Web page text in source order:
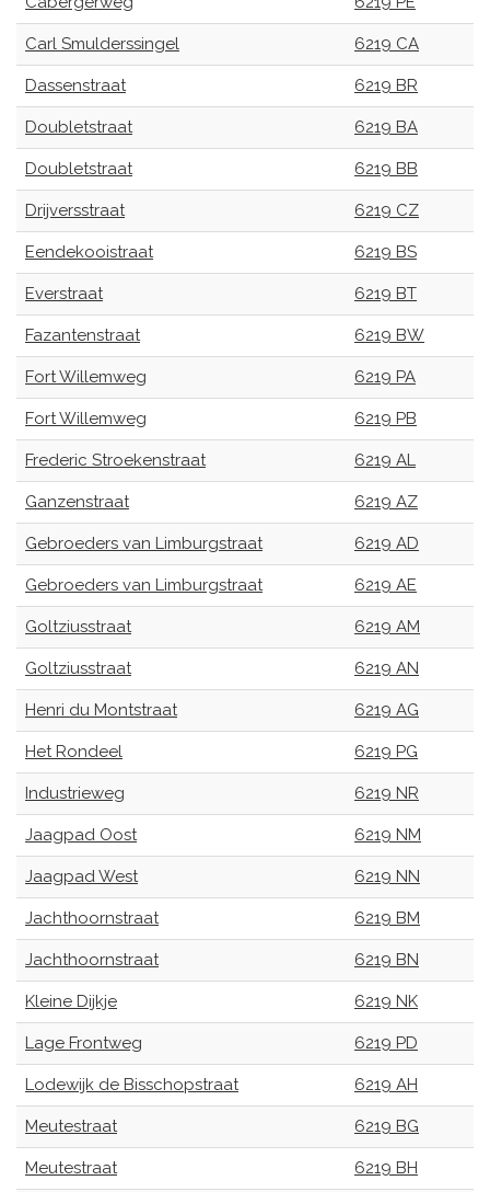
Carl Smulderssingel 6219 CA
Dassenstraat 6219 BR
Doubletstraat 6219 BA
Doubletstraat 6219 BB
Drijversstraat 6219 CZ
Eendekooistraat 6219 BS
Everstraat 6219 BT
Fazantenstraat 6219 BW
Fort Willemweg 6219 PA
Fort Willemweg 6219 PB
Frederic Stroekenstraat 6219 AL
Ganzenstraat 6219 AZ
Gebroeders van Limburgstraat 6219 AD
Gebroeders van Limburgstraat 6219 AE
Goltziusstraat 6219 AM
Goltziusstraat 6219 AN
Henri du Montstraat 6219 AG
Het Rondeel 6219 PG
Industrieweg 6219 NR
Jaagpad Oost 6219 NM
Jaagpad West 6219 NN
Jachthoornstraat 6219 BM
Jachthoornstraat 6219 BN
Kleine Dijkje 6219 NK
Lage Frontweg 6219 PD
Lodewijk de Bisschopstraat 6219 AH
Meutestraat 6219 BG
Meutestraat 6219 BH